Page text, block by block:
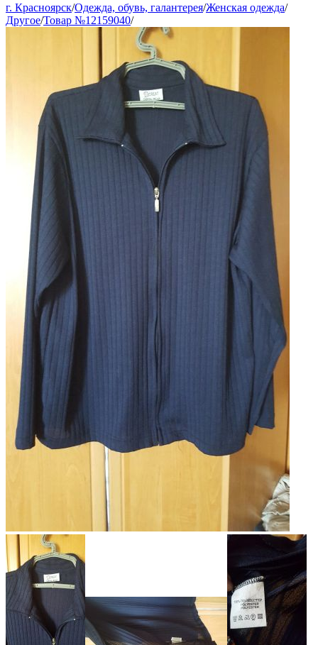
г. Красноярск/Одежда, обувь, галантерея/Женская одежда/
Другое/Товар №12159040/